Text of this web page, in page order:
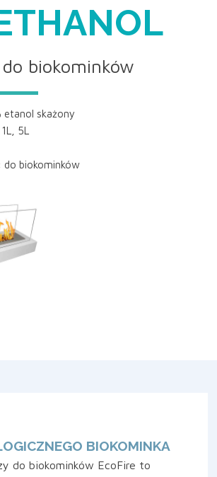
biokominków
etanol skażony
5L
do biokominków
BIOKOMINKA
do biokominków EcoFire to